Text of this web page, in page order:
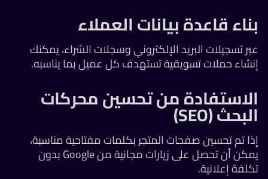
بناء قاعدة بيانات العملاء
عبر تسجيلات البريد الإلكتروني وسجلات الشراء، يمكنك
إنشاء حملات تسويقية تستهدف كل عميل بما يناسبه.
الاستفادة من تحسين محركات
البحث (SEO)
إذا تم تحسين صفحات المتجر بكلمات مفتاحية مناسبة،
يمكن أن تحصل على زيارات مجانية من Google بدون
تكلفة إعلانية.